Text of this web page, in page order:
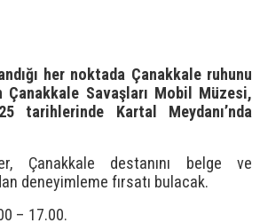
her noktada Çanakkale ruhunu
Çanakkale Savaşları Mobil Müzesi,
tarihlerinde Kartal Meydanı’nda
Çanakkale destanını belge ve
deneyimleme fırsatı bulacak.
– 17.00.